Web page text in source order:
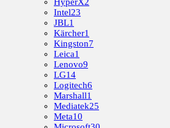
Intel23
JBL1
Kärcher1
Kingston7
Leica1
Lenovo9
LG14
Logitech6
Marshall1
Mediatek25
Meta10